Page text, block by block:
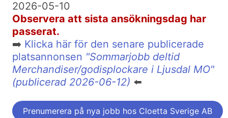
2026-05-10
Observera att sista ansökningsdag har
passerat.
➡️ Klicka här för den senare publicerade
platsannonsen "Sommarjobb deltid
Merchandiser/godisplockare i Ljusdal MO"
(publicerad 2026-06-12) ⬅️
Prenumerera på nya jobb hos Cloetta Sverige AB